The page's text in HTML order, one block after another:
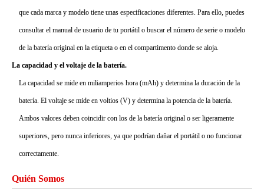
que cada marca y modelo tiene unas especificaciones diferentes. Para ello, puedes
consultar el manual de usuario de tu portátil o buscar el número de serie o modelo
de la batería original en la etiqueta o en el compartimento donde se aloja.
La capacidad y el voltaje de la batería.
La capacidad se mide en miliamperios hora (mAh) y determina la duración de la
batería. El voltaje se mide en voltios (V) y determina la potencia de la batería.
Ambos valores deben coincidir con los de la batería original o ser ligeramente
superiores, pero nunca inferiores, ya que podrían dañar el portátil o no funcionar
correctamente.
Quién Somos